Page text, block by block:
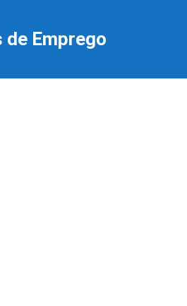
de Emprego